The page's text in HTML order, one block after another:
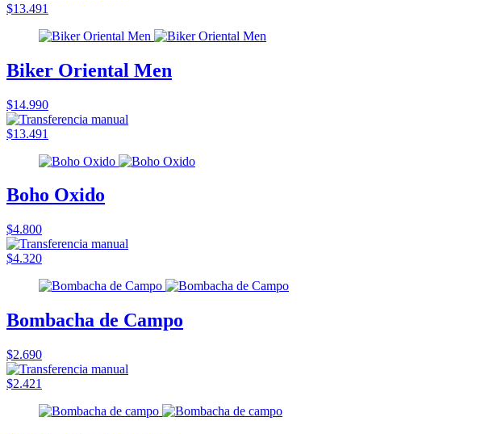
$13.491
Biker Oriental Men
$14.990
$13.491
Boho Oxido
$4.800
$4.320
Bombacha de Campo
$2.690
$2.421